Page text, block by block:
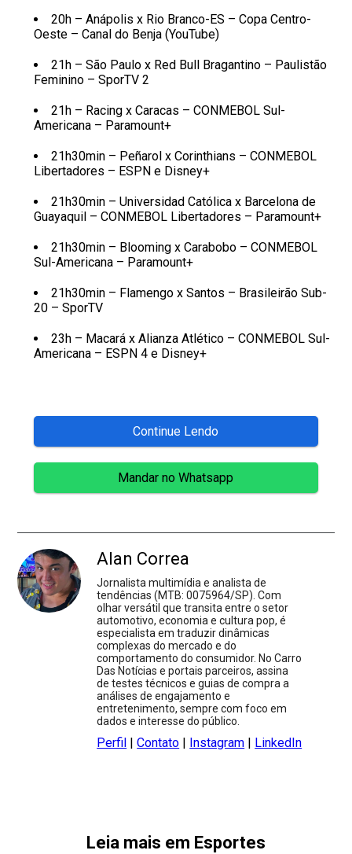
20h – Anápolis x Rio Branco-ES – Copa Centro-
Oeste – Canal do Benja (YouTube)
21h – São Paulo x Red Bull Bragantino – Paulistão
Feminino – SporTV 2
21h – Racing x Caracas – CONMEBOL Sul-
Americana – Paramount+
21h30min – Peñarol x Corinthians – CONMEBOL
Libertadores – ESPN e Disney+
21h30min – Universidad Católica x Barcelona de
Guayaquil – CONMEBOL Libertadores – Paramount+
21h30min – Blooming x Carabobo – CONMEBOL
Sul-Americana – Paramount+
21h30min – Flamengo x Santos – Brasileirão Sub-
20 – SporTV
23h – Macará x Alianza Atlético – CONMEBOL Sul-
Americana – ESPN 4 e Disney+
Continue Lendo
Mandar no Whatsapp
Alan Correa
Jornalista multimídia e analista de
tendências (MTB: 0075964/SP). Com
olhar versátil que transita entre o setor
automotivo, economia e cultura pop, é
especialista em traduzir dinâmicas
complexas do mercado e do
comportamento do consumidor. No Carro
Das Notícias e portais parceiros, assina
de testes técnicos e guias de compra a
análises de engajamento e
entretenimento, sempre com foco em
dados e interesse do público.
Perfil |Contato | Instagram | LinkedIn
Leia mais em Esportes